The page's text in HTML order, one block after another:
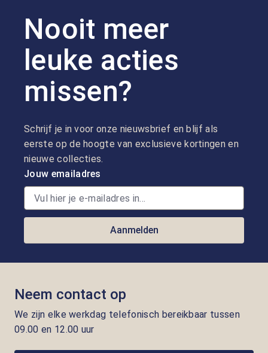
Nooit meer
leuke acties
missen?
Schrijf je in voor onze nieuwsbrief en blijf als
eerste op de hoogte van exclusieve kortingen en
nieuwe collecties.
Jouw emailadres
Aanmelden
Neem contact op
We zijn elke werkdag telefonisch bereikbaar tussen
09.00 en 12.00 uur